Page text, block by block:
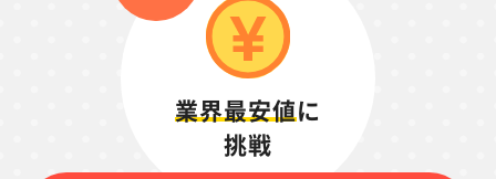
業界最安値に
挑戦